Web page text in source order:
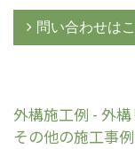
問い合わせは
外構施工例 - 外
その他の施工事例